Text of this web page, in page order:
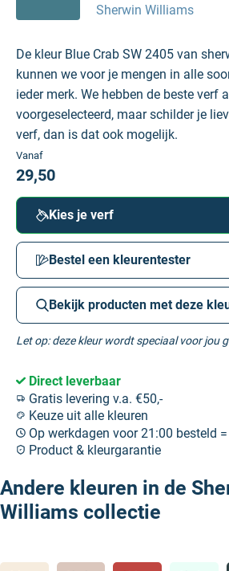
Sherwin Williams
De kleur Blue Crab SW 2405 van
kunnen we voor je mengen in alle
ieder merk. We hebben de beste verf
voorgeselecteerd, maar schilder je
verf, dan is dat ook mogelijk.
Vanaf
29,50
Kies je verf
Bestel een kleurentester
Bekijk producten met deze
Let op: deze kleur wordt speciaal voor jou
Direct leverbaar
Gratis levering v.a. €50,-
Keuze uit alle kleuren
Op werkdagen voor 21:00 besteld
Product & kleurgarantie
Andere kleuren in de
Williams collectie